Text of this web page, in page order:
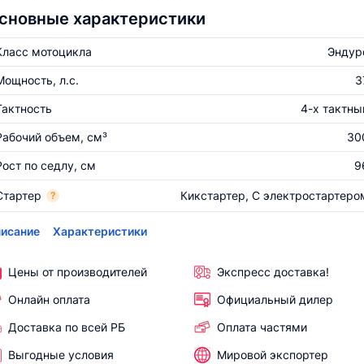
характеристики
мотоцикла
л.с.
4-х
объем, см³
по седлу, см
? Кикстартер, С
Характеристики
Цены от производителей
Экспресс доставка!
Онлайн оплата
Официальный дилер
Доставка по всей РБ
Оплата частями
Выгодные условия
Мировой экспортер